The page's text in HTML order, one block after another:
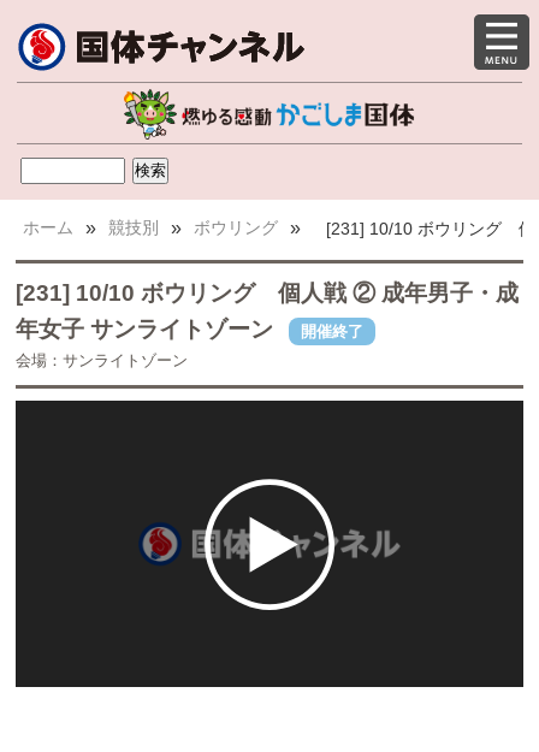
ホーム » 競技別 » ボウリング » [231] 10/10 ボウリング 個
[231] 10/10 ボウリング 個人戦 ② 成年男子・成
年女子 サンライトゾーン
開催終了
会場：サンライトゾーン